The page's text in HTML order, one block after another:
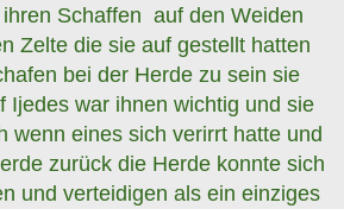
Schaffen auf den Weiden
Zelte die sie auf gestellt hatten
bei der Herde zu sein sie
Ijedes war ihnen wichtig und sie
wenn eines sich verirrt hatte und
zurück die Herde konnte sich
und verteidigen als ein einziges